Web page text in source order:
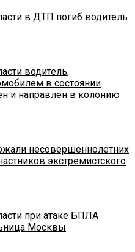
в ДТП погиб водитель
водитель,
в состоянии
и направлен в колонию
несовершеннолетних
экстремистского
при атаке БПЛА
Москвы